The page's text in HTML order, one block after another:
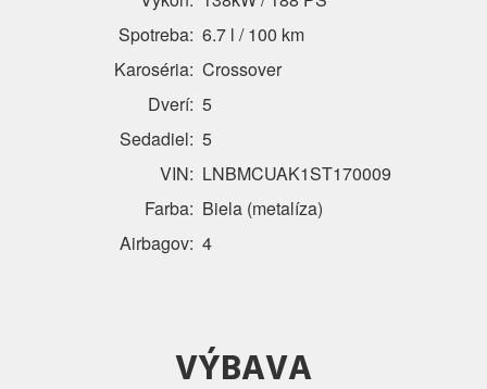
Spotreba: 6.7 l / 100 km
Karoséria: Crossover
Dverí: 5
Sedadiel: 5
VIN: LNBMCUAK1ST170009
Farba: Biela (metalíza)
Airbagov: 4
VÝBAVA